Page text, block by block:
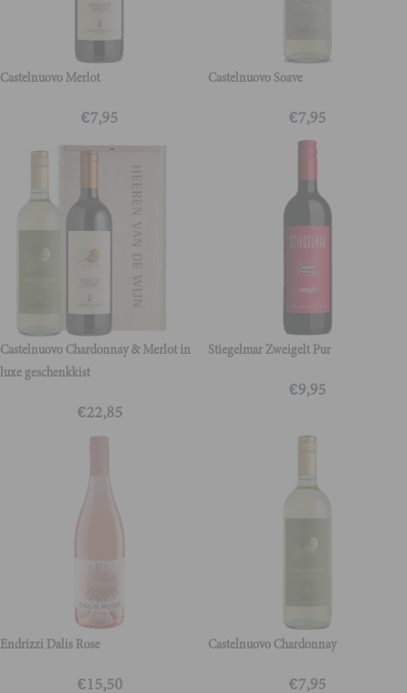
Castelnuovo Merlot
€7,95
Castelnuovo Soave
€7,95
Castelnuovo Chardonnay & Merlot in
luxe geschenkkist
€22,85
Stiegelmar Zweigelt Pur
€9,95
Endrizzi Dalis Rose
€15,50
Castelnuovo Chardonnay
€7,95